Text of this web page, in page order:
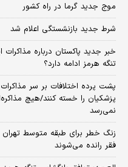
موج جدید گرما در راه کشور
شرط جدید بازنشستگی اعلام شد
خبر جدید پاکستان درباره مذاکرات
تنگه هرمز ادامه دارد؟
پشت پرده اختلافات بر سر
پزشکیان را خسته کنند/هیچ
نمی‌رسد
زنگ خطر برای طبقه متوسط
فقر رانده می‌شوند